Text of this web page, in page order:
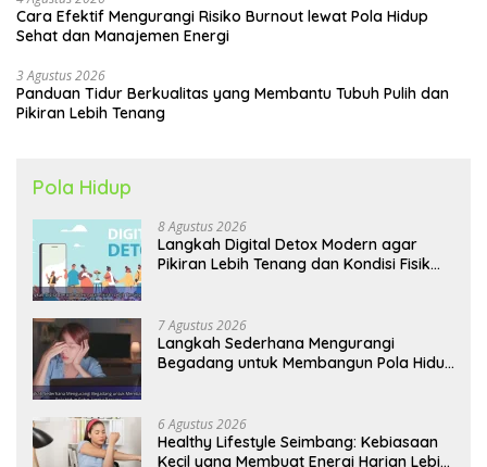
Cara Efektif Mengurangi Risiko Burnout lewat Pola Hidup
Sehat dan Manajemen Energi
3 Agustus 2026
Panduan Tidur Berkualitas yang Membantu Tubuh Pulih dan
Pikiran Lebih Tenang
Pola Hidup
8 Agustus 2026
Langkah Digital Detox Modern agar
Pikiran Lebih Tenang dan Kondisi Fisik
7 Agustus 2026
Langkah Sederhana Mengurangi
Begadang untuk Membangun Pola Hidup
6 Agustus 2026
Healthy Lifestyle Seimbang: Kebiasaan
Kecil yang Membuat Energi Harian Lebih